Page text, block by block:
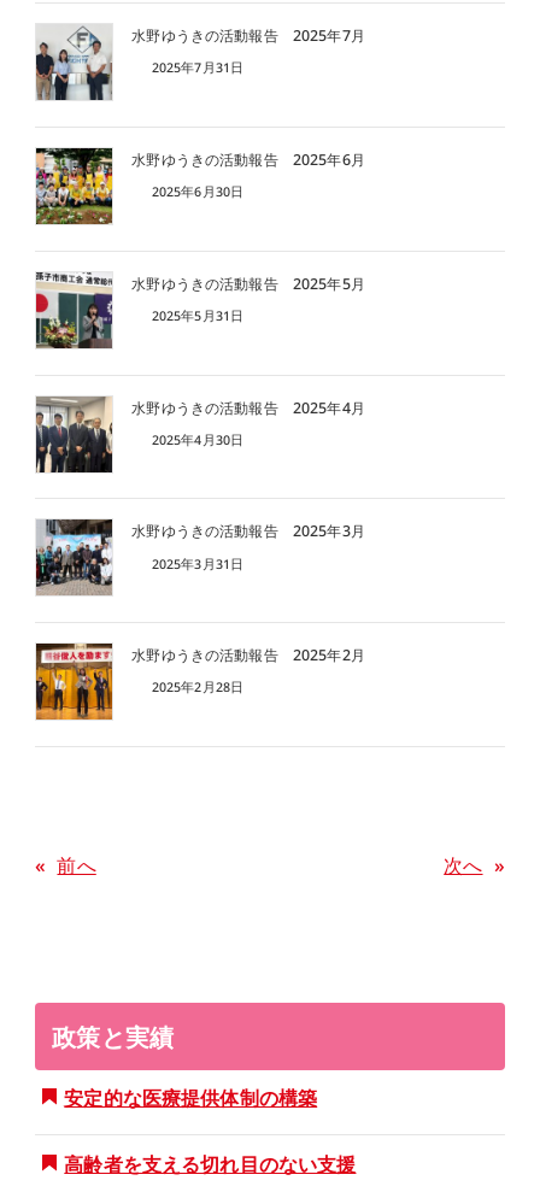
水野ゆうきの活動報告 2025年7月
2025年7月31日
水野ゆうきの活動報告 2025年6月
2025年6月30日
水野ゆうきの活動報告 2025年5月
2025年5月31日
水野ゆうきの活動報告 2025年4月
2025年4月30日
水野ゆうきの活動報告 2025年3月
2025年3月31日
水野ゆうきの活動報告 2025年2月
2025年2月28日
« 前へ 次へ »
政策と実績
安定的な医療提供体制の構築
高齢者を支える切れ目のない支援